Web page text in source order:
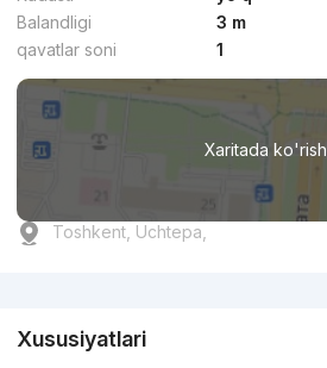
Balandligi
3 m
qavatlar soni
1
Xaritada ko'rish
Toshkent, Uchtepa,
Xususiyatlari